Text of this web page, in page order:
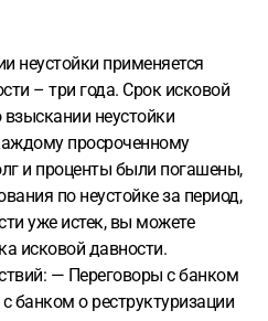
неустойки применяется
– три года. Срок исковой
неустойки
просроченному
и проценты были погашены,
по неустойке за период,
уже истек, вы можете
исковой давности.
— Переговоры с банком
банком о реструктуризации